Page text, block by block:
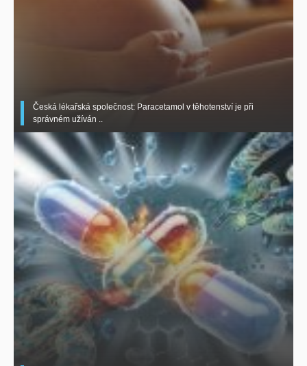
Česká lékařská společnost: Paracetamol v těhotenství je při
správném užíván ..